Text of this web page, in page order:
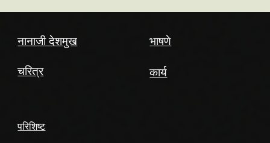
नानाजी देशमुख
चरित्र
भाषणे
कार्य
परिशिष्ट